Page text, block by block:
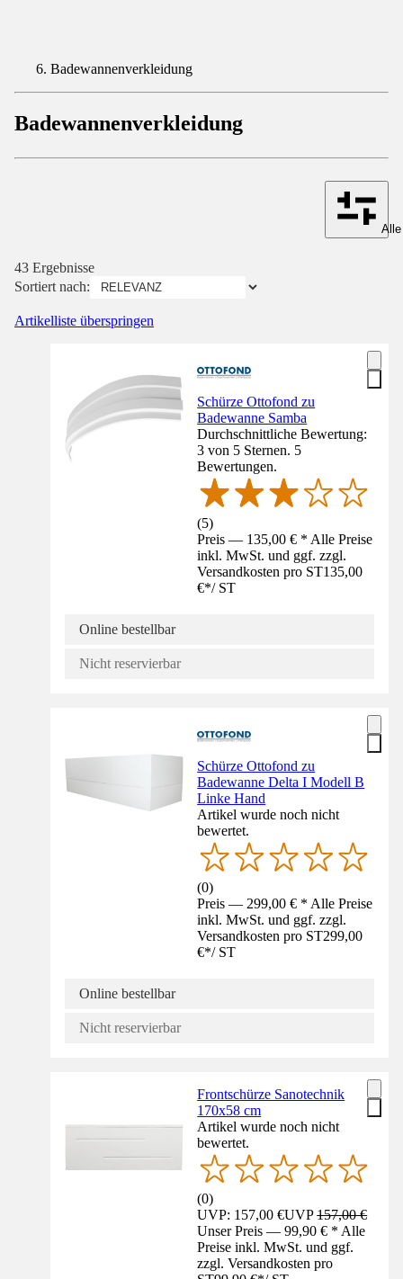
Badewannenverkleidung
Badewannenverkleidung
43 Ergebnisse
Sortiert nach:
Artikelliste überspringen
Schürze Ottofond zu
Badewanne Samba
Durchschnittliche Bewertung:
3 von 5 Sternen. 5
Bewertungen.
(5)
Preis — 135,00 € * Alle Preise
inkl. MwSt. und ggf. zzgl.
Versandkosten pro ST135,00
€*/ ST
Online bestellbar
Nicht reservierbar
Schürze Ottofond zu
Badewanne Delta I Modell B
Linke Hand
Artikel wurde noch nicht
bewertet.
(0)
Preis — 299,00 € * Alle Preise
inkl. MwSt. und ggf. zzgl.
Versandkosten pro ST299,00
€*/ ST
Online bestellbar
Nicht reservierbar
Frontschürze Sanotechnik
170x58 cm
Artikel wurde noch nicht
bewertet.
(0)
UVP: 157,00 €UVP157,00 €
Unser Preis — 99,90 € * Alle
Preise inkl. MwSt. und ggf.
zzgl. Versandkosten pro